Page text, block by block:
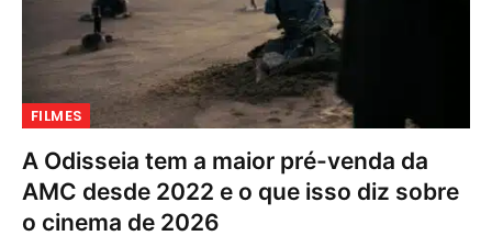
FILMES
A Odisseia tem a maior pré-venda da
AMC desde 2022 e o que isso diz sobre
o cinema de 2026